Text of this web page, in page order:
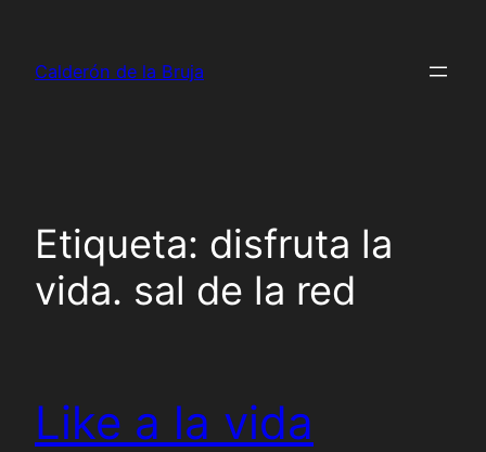
contenido
Calderón de la Bruja
Etiqueta: disfruta la
vida. sal de la red
Like a la vida